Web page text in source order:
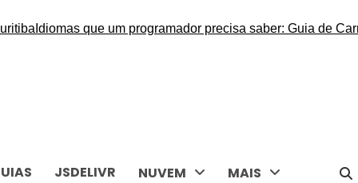
Idiomas que um programador precisa saber: Guia de
JSDELIVR NUVEM MAIS